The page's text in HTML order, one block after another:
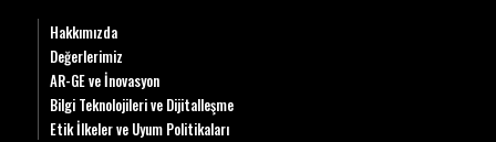
Hakkımızda
Değerlerimiz
AR-GE ve İnovasyon
Bilgi Teknolojileri ve Dijitalleşme
Etik İlkeler ve Uyum Politikaları